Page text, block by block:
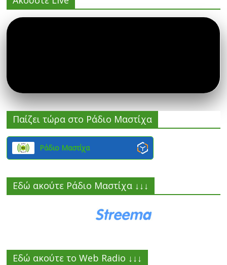
Παίζει τώρα στο Ράδιο Μαστίχα
Ράδιο Μαστίχα
Εδώ ακούτε Ράδιο Μαστίχα ↓↓↓
Εδώ ακούτε το Web Radio ↓↓↓